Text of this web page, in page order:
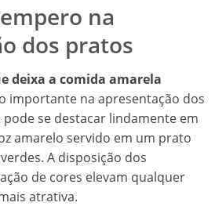
na
dos pratos
deixa a comida amarela
importante na apresentação dos
se destacar lindamente em
amarelo servido em um prato
A disposição dos
de cores elevam qualquer
atrativa.